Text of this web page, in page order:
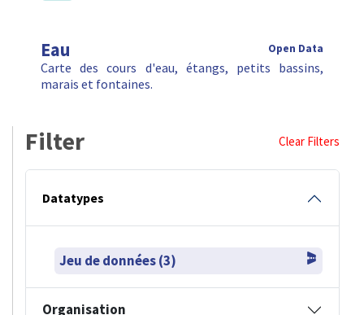
Eau Open Data
Carte des cours d'eau, étangs, petits bassins,
marais et fontaines.
Filter Clear Filters
Datatypes
Jeu de données (3)
Organisation